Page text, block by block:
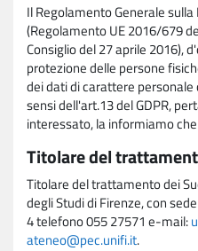
Il Regolamento Generale
(Regolamento UE 2016/679
Consiglio del 27 aprile 2016),
protezione delle persone
dei dati di carattere
sensi dell'art.13 del GDPR,
interessato, la informiamo
Titolare del
Titolare del trattamento dei
degli Studi di Firenze, con
4 telefono 055 27571 e-mail:
ateneo@pec.unifi.it.